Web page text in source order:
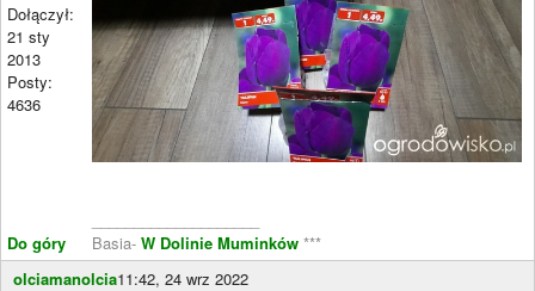
Dołączył:
21 sty
2013
Posty:
4636
Do góry
Basia- W Dolinie Muminków ***
olciamanolcia11:42, 24 wrz 2022